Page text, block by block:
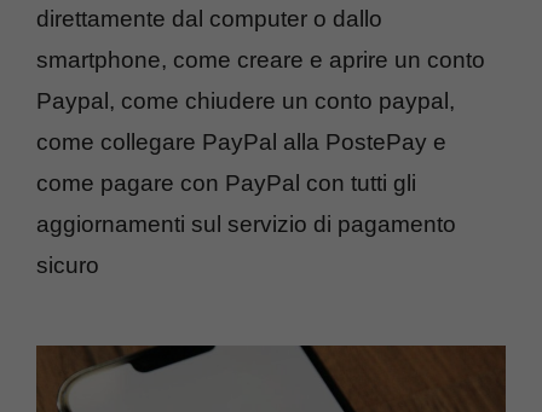
direttamente dal computer o dallo
smartphone, come creare e aprire un conto
Paypal, come chiudere un conto paypal,
come collegare PayPal alla PostePay e
come pagare con PayPal con tutti gli
aggiornamenti sul servizio di pagamento
sicuro